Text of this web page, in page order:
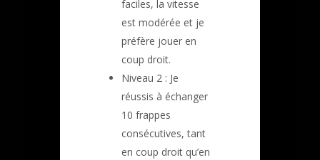
faciles, la vitesse
est modérée et je
préfère jouer en
coup droit.
Niveau 2 : Je
réussis à échanger
10 frappes
consécutives, tant
en coup droit qu’en